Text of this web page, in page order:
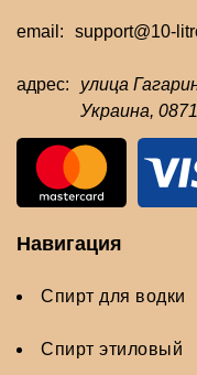
Навигация
Спирт для водки
Спирт этиловый
email: support@10-
адрес:
улица
Украина,